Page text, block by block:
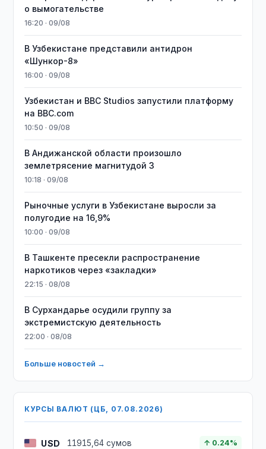
о вымогательстве
16:20 · 09/08
В Узбекистане представили антидрон
«Шункор-8»
16:00 · 09/08
Узбекистан и BBC Studios запустили платформу
на BBC.com
10:50 · 09/08
В Андижанской области произошло
землетрясение магнитудой 3
10:18 · 09/08
Рыночные услуги в Узбекистане выросли за
полугодие на 16,9%
10:00 · 09/08
В Ташкенте пресекли распространение
наркотиков через «закладки»
22:15 · 08/08
В Сурхандарье осудили группу за
экстремистскую деятельность
22:00 · 08/08
Больше новостей →
КУРСЫ ВАЛЮТ (ЦБ, 07.08.2026)
USD 11915,64 сумов ↑ 0.24%